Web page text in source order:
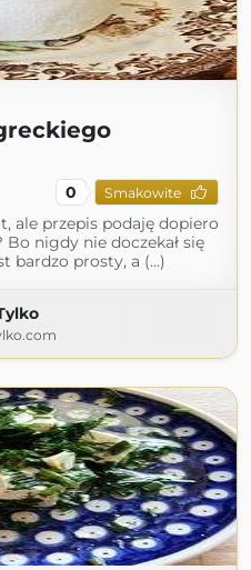
0 Smakowite
ale przepis podaję dopiero
nigdy nie doczekał się
bardzo prosty, a (...)